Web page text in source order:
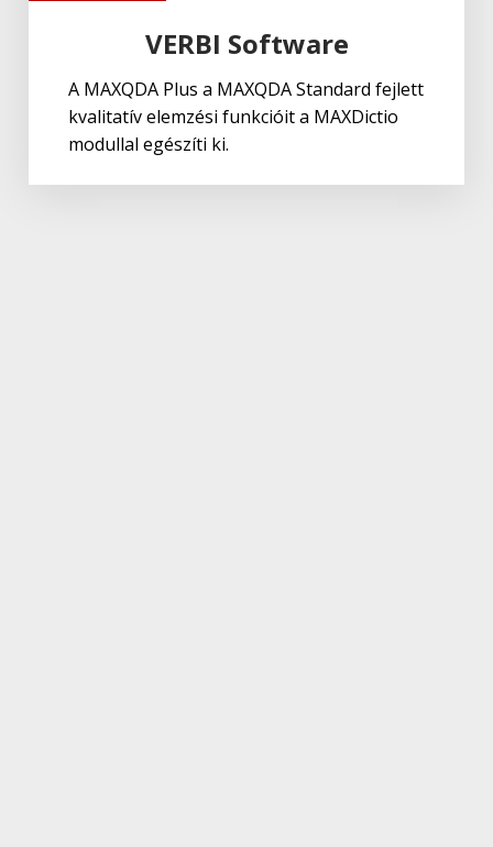
VERBI Software
A MAXQDA Plus a MAXQDA Standard fejlett
kvalitatív elemzési funkcióit a MAXDictio
modullal egészíti ki.